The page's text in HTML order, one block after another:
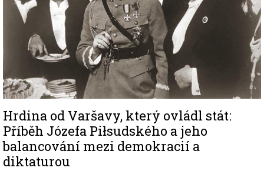
Hrdina od Varšavy, který ovládl stát:
Příběh Józefa Piłsudského a jeho
balancování mezi demokracií a
diktaturou